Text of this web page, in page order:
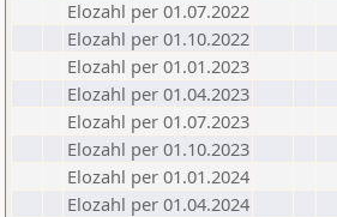
Elozahl per 01.07.2022
Elozahl per 01.10.2022
Elozahl per 01.01.2023
Elozahl per 01.04.2023
Elozahl per 01.07.2023
Elozahl per 01.10.2023
Elozahl per 01.01.2024
Elozahl per 01.04.2024